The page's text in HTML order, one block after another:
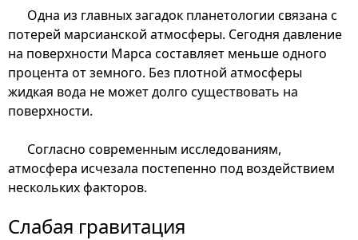
Одна из главных загадок планетологии связана с
потерей марсианской атмосферы. Сегодня давление
на поверхности Марса составляет меньше одного
процента от земного. Без плотной атмосферы
жидкая вода не может долго существовать на
поверхности.
Согласно современным исследованиям,
атмосфера исчезала постепенно под воздействием
нескольких факторов.
Слабая гравитация